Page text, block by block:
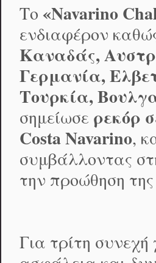
Το «Navarino
ενδιαφέρον
Καναδάς,
Γερμανία,
Τουρκία,
σημείωσε ρεκόρ
CostaNavarino,
συμβάλλοντας
την προώθηση
Για τρίτη συνεχή